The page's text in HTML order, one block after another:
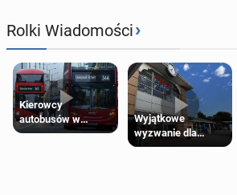
Rolki Wiadomości›
Kierowcy
autobusów w
Londynie
Wyjątkowe
wyzwanie dla
posiadaczy kart